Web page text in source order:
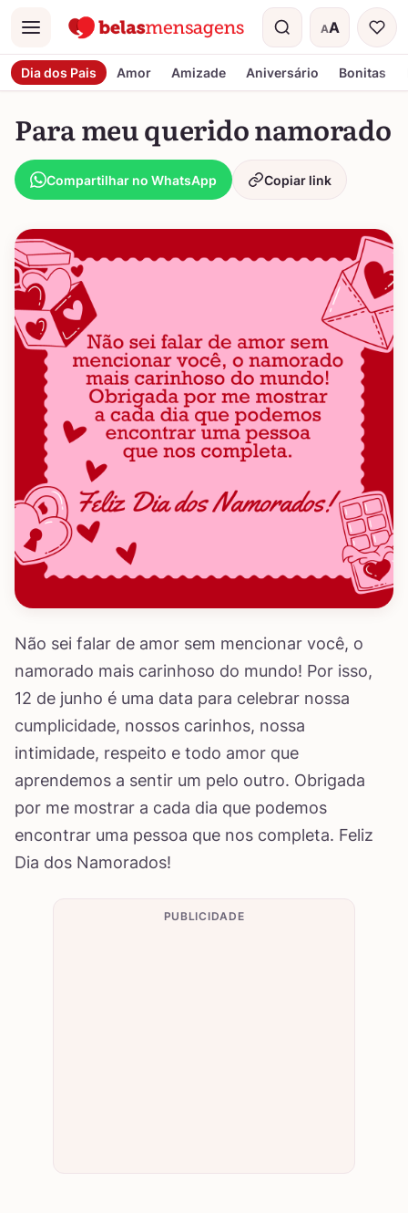
Menu AA
Tamanho do
Dia dos Pais Amor Amizade Aniversário Bonitas
Para meu querido namorado
Compartilhar no WhatsApp Copiar link
Não sei falar de amor sem mencionar você, o
namorado mais carinhoso do mundo! Por isso,
12 de junho é uma data para celebrar nossa
cumplicidade, nossos carinhos, nossa
intimidade, respeito e todo amor que
aprendemos a sentir um pelo outro. Obrigada
por me mostrar a cada dia que podemos
encontrar uma pessoa que nos completa. Feliz
Dia dos Namorados!
PUBLICIDADE